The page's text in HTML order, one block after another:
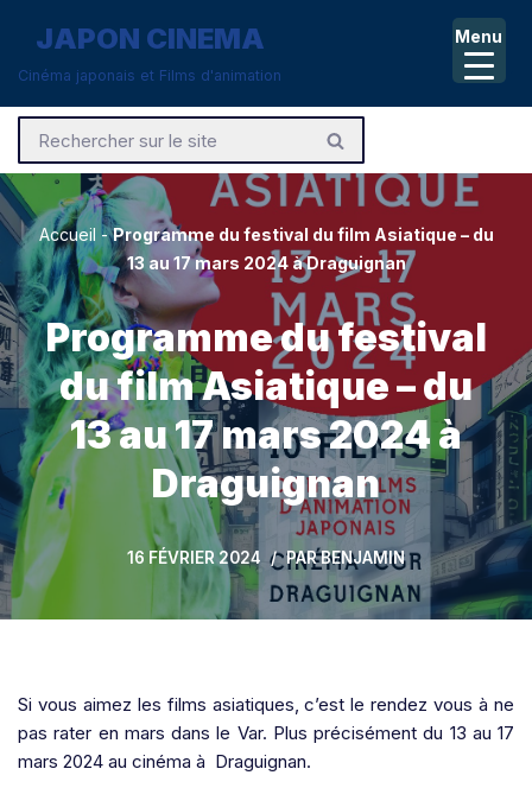
Aller
contenu
JAPON CINEMA
Cinéma japonais et Films d'animation
Accueil -Programme du festival du film Asiatique – du
13 au 17 mars 2024 à Draguignan
Programme du festival
du film Asiatique – du
13 au 17 mars 2024 à
Draguignan
16 FÉVRIER 2024 PARBENJAMIN
Si vous aimez les films asiatiques, c’est le rendez vous à ne
pas rater en mars dans le Var. Plus précisément du 13 au 17
mars 2024 au cinéma à Draguignan.
Menu